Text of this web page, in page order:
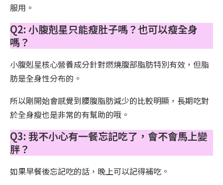
服用。
Q2: 小腹剋星只能瘦肚子嗎？也可以瘦全身
嗎？
小腹剋星核心營養成分針對燃燒腹部脂肪特別有效，但脂
肪是全身性分布的。
所以剛開始會感覺到腰腹脂肪減少的比較明顯，長期吃對
於全身瘦也是非常的有幫助的哦。
Q3: 我不小心有一餐忘記吃了，會不會馬上變
胖？
如果早餐後忘記吃的話，晚上可以記得補吃。